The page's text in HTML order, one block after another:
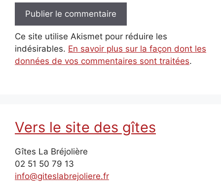
Ce site utilise Akismet pour réduire les
indésirables. En savoir plus sur la façon dont les
données de vos commentaires sont traitées.
Vers le site des gîtes
Gîtes La Bréjolière
02 51 50 79 13
info@giteslabrejoliere.fr